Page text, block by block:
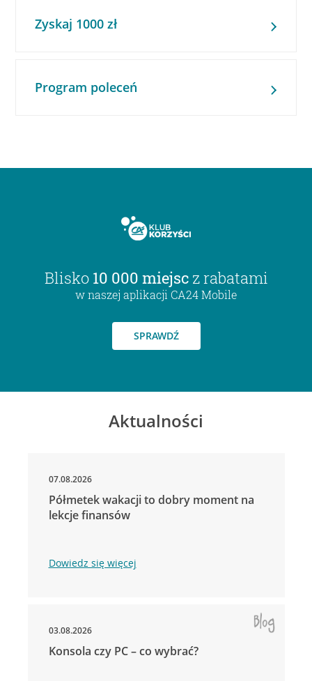
Zyskaj 1000 zł
Program poleceń
Blisko 10 000 miejsc z rabatami
w naszej aplikacji CA24 Mobile
SPRAWDŹ
Aktualności
07.08.2026
Półmetek wakacji to dobry moment na
lekcje finansów
Dowiedz się więcej
03.08.2026
Konsola czy PC – co wybrać?